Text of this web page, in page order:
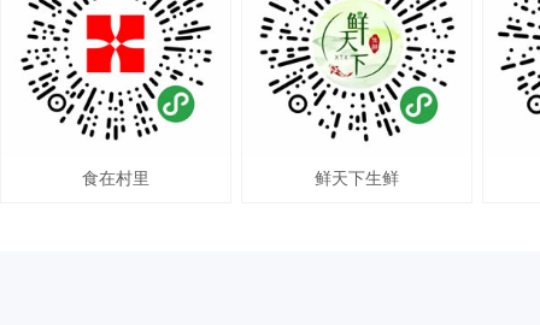
食在村里 鲜天下生鲜